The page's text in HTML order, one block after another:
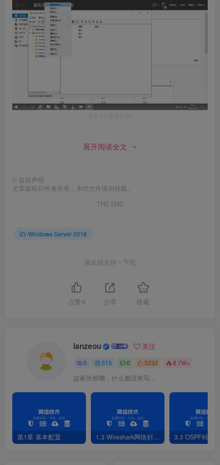
展开阅读全文
© 版权声明
文章版权归作者所有，未经允许请勿转载。
THE END
Windows Server 2016
喜欢就支持一下吧
点赞 6 分享 收藏
lanzeou 关注
0 515 0 5232 8.7W+
这家伙很懒，什么都没有写...
第1章 基本配置 1.3 Wireshark网络封包分析软件 3.3 OSPF特性